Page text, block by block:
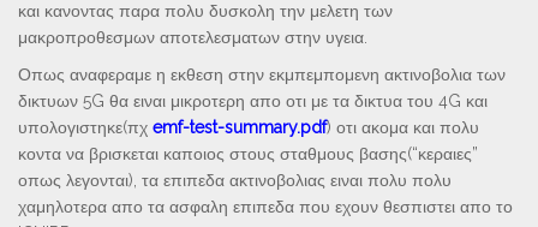
και κανοντας παρα πολυ δυσκολη την μελετη των
μακροπροθεσμων αποτελεσματων στην υγεια.
Οπως αναφεραμε η εκθεση στην εκμπεμπομενη ακτινοβολια των
δικτυων 5G θα ειναι μικροτερη απο οτι με τα δικτυα του 4G και
υπολογιστηκε(πχ emf-test-summary.pdf) οτι ακομα και πολυ
κοντα να βρισκεται καποιος στους σταθμους βασης(“κεραιες”
οπως λεγονται), τα επιπεδα ακτινοβολιας ειναι πολυ πολυ
χαμηλοτερα απο τα ασφαλη επιπεδα που εχουν θεσπιστει απο το